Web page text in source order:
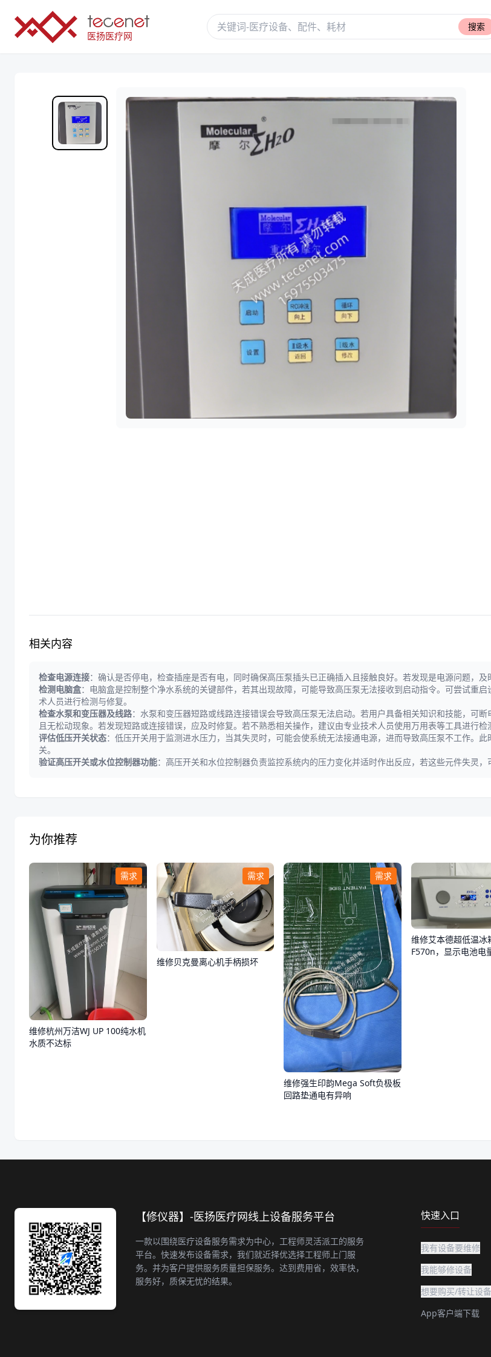
医扬医疗网
搜索
相关内容
检查电源连接：确认是否停电，检查插座是否有电，同时确保高压泵插头已正确插入且接触良好。若发现是电源问题，及
检测电脑盒：电脑盒是控制整个净水系统的关键部件，若其出现故障，可能导致高压泵无法接收到启动指令。可尝试重
术人员进行检测与修复。
检查水泵和变压器及线路：水泵和变压器短路或线路连接错误会导致高压泵无法启动。若用户具备相关知识和技能，可
且无松动现象。若发现短路或连接错误，应及时修复。若不熟悉相关操作，建议由专业技术人员使用万用表等工具进行检
评估低压开关状态：低压开关用于监测进水压力，当其失灵时，可能会使系统无法接通电源，进而导致高压泵不工作。
关。
验证高压开关或水位控制器功能：高压开关和水位控制器负责监控系统内的压力变化并适时作出反应，若这些元件失灵
为你推荐
需求
维修杭州万洁WJ UP 100纯水机
水质不达标
需求
维修贝克曼离心机手柄损坏
需求
维修强生印韵Mega Soft负极板
回路垫通电有异响
维修艾本德超低温冰
F570n，显示电池电
【修仪器】-医扬医疗网线上设备服务平台
一款以围绕医疗设备服务需求为中心，工程师灵活派工的服务
平台。快速发布设备需求，我们就近择优选择工程师上门服
务。并为客户提供服务质量担保服务。达到费用省，效率快，
服务好，质保无忧的结果。
快速入口
我有设备要维修
我能够修设备
想要购买/转让设备
App客户端下载